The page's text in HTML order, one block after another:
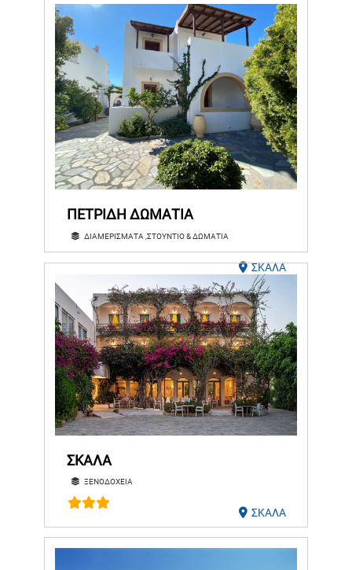
ΠΕΤΡΙΔΗ ΔΩΜΑΤΙΑ
ΔΙΑΜΕΡΙΣΜΑΤΑ ,ΣΤΟΥΝΤΙΟ & ΔΩΜΑΤΙΑ
ΣΚΑΛΑ
ΣΚΑΛΑ
ΞΕΝΟΔΟΧΕΙΑ
ΣΚΑΛΑ